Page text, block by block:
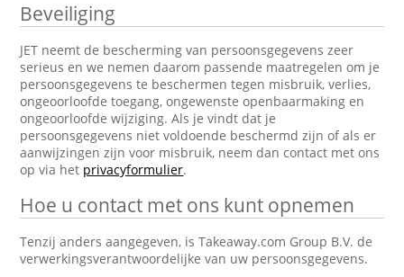
Beveiliging
JET neemt de bescherming van persoonsgegevens zeer
serieus en we nemen daarom passende maatregelen om je
persoonsgegevens te beschermen tegen misbruik, verlies,
ongeoorloofde toegang, ongewenste openbaarmaking en
ongeoorloofde wijziging. Als je vindt dat je
persoonsgegevens niet voldoende beschermd zijn of als er
aanwijzingen zijn voor misbruik, neem dan contact met ons
op via het privacyformulier.
Hoe u contact met ons kunt opnemen
Tenzij anders aangegeven, is Takeaway.com Group B.V. de
verwerkingsverantwoordelijke van uw persoonsgegevens.